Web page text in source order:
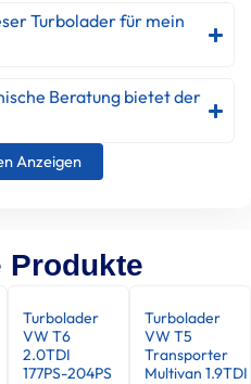
Turbolader für mein
Beratung bietet der
Anzeigen
Produkte
Turbolader
VW T6
2.0TDI
177PS-204PS
Turbolader
VW T5
Transporter
Multivan 1.9TDI